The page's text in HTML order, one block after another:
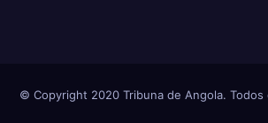
© Copyright 2020 Tribuna de Angola.